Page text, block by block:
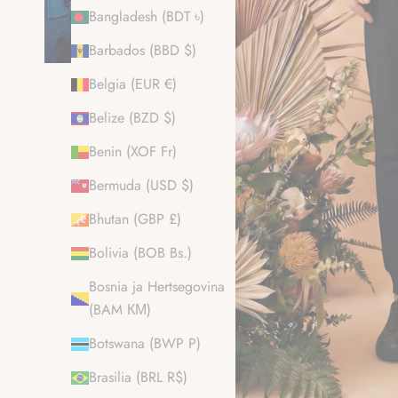
Bangladesh (BDT ৳)
Barbados (BBD $)
Belgia (EUR €)
Belize (BZD $)
Benin (XOF Fr)
Bermuda (USD $)
Bhutan (GBP £)
Bolivia (BOB Bs.)
Bosnia ja Hertsegovina
(BAM КМ)
Botswana (BWP P)
Brasilia (BRL R$)